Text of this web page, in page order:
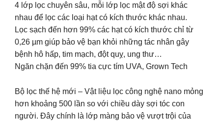
4 lớp lọc chuyên sâu, mỗi lớp lọc mật độ sợi khác
nhau để lọc các loại hạt có kích thước khác nhau.
Lọc sạch đến hơn 99% các hạt có kích thước chỉ từ
0,26 µm giúp bảo vệ bạn khỏi những tác nhân gây
bệnh hô hấp, tim mạch, đột quỵ, ung thư…
Ngăn chặn đến 99% tia cực tím UVA, Grown Tech
Bộ lọc thế hệ mới – Vật liệu lọc công nghệ nano mỏng
hơn khoảng 500 lần so với chiều dày sợi tóc con
người. Đây chính là lớp màng bảo vệ vượt trội của